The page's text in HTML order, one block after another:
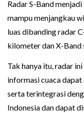
Radar S-Band
mampu menjangkau
luas dibanding radar
kilometer dan X-
Tak hanya itu, radar
informasi cuaca
serta terintegrasi
Indonesia dan dapat